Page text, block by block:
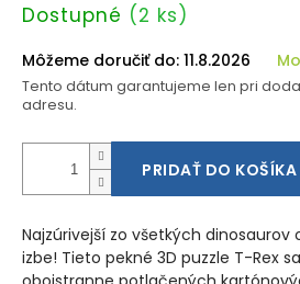
Jednotková
Dostupné (2 ks)
Môžeme doručiť do: 11.8.2026
Tento dátum garantujeme len pri
adresu.
PRIDAŤ DO KOŠÍKA
Najzúrivejší zo všetkých dinosaurov
izbe! Tieto pekné 3D puzzle T-Rex